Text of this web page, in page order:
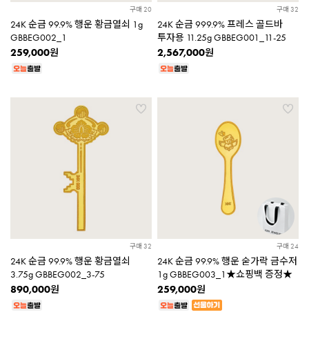
구매 20
24K 순금 99.9% 행운 황금열쇠 1g
GBBEG002_1
259,000원
구매 32
24K 순금 999.9% 프레스 골드바
투자용 11.25g GBBEG001_11-25
2,567,000원
구매 32
24K 순금 99.9% 행운 황금열쇠
3.75g GBBEG002_3-75
890,000원
구매 24
24K 순금 99.9% 행운 숟가락 금수저
1g GBBEG003_1★쇼핑백 증정★
259,000원